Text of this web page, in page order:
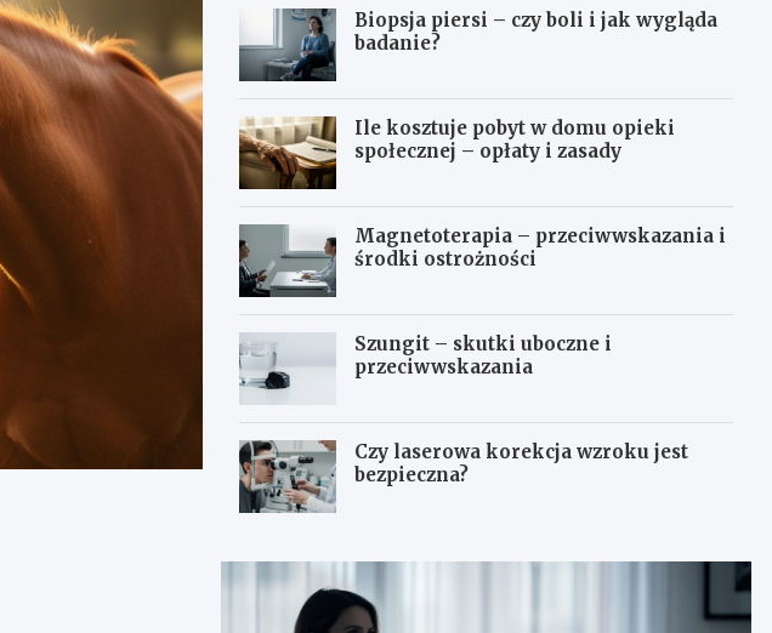
Biopsja piersi – czy boli i jak wygląda
badanie?
Ile kosztuje pobyt w domu opieki
społecznej – opłaty i zasady
Magnetoterapia – przeciwwskazania i
środki ostrożności
Szungit – skutki uboczne i
przeciwwskazania
Czy laserowa korekcja wzroku jest
bezpieczna?